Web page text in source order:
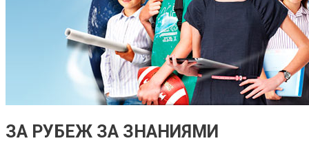
ЗА РУБЕЖ ЗА ЗНАНИЯМИ